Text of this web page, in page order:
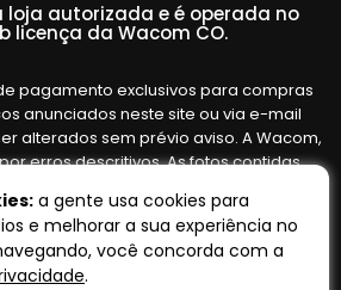
loja autorizada e é operada no
licença da Wacom CO.
pagamento exclusivos para compras
anunciados neste site ou via e-mail
alterados sem prévio aviso. A Wacom,
erros descritivos. As fotos contidas
fornecedor/lote do fabricante. Ofertas
nossos estoques. Vendas sujeitas à
e confirmação de dados.
a gente usa cookies para
e melhorar a sua experiência no
você concorda com a
.